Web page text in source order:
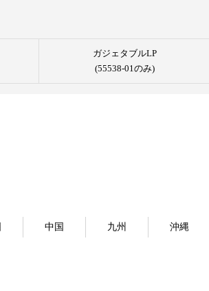
ガジェタブルLP
(55538-01のみ)
中国 九州 沖縄